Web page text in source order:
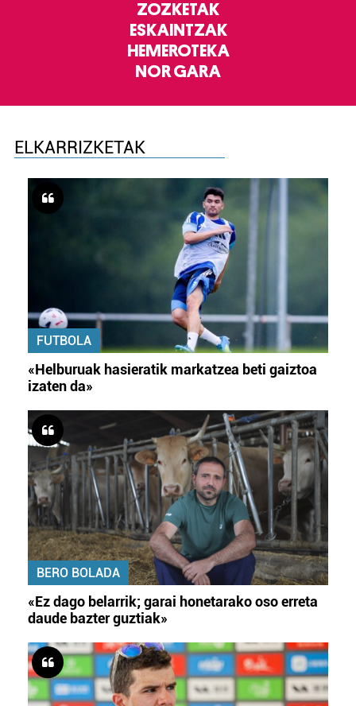
ZOZKETAK
ESKAINTZAK
HEMEROTEKA
NOR GARA
ELKARRIZKETAK
FUTBOLA
«Helburuak hasieratik markatzea beti gaiztoa
izaten da»
BERO BOLADA
«Ez dago belarrik; garai honetarako oso erreta
daude bazter guztiak»